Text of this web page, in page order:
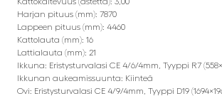
Harjan pituus (mm): 7870
Lappeen pituus (mm): 4460
Kattolauta (mm): 16
Lattialauta (mm): 21
Ikkuna: Eristysturvalasi CE 4/6/4mm, Tyyppi R7
Ikkunan aukeamissuunta: Kiinteä
Ovi: Eristysturvalasi CE 4/9/4mm, Tyyppi D19